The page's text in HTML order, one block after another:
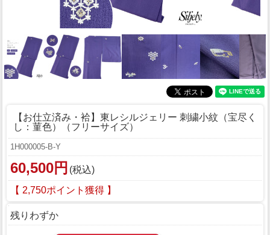
【お仕立済み・袷】東レシルジェリー 刺繍小紋（宝尽く
し：菫色）（フリーサイズ）
1H000005-B-Y
60,500円 (税込)
【 2,750ポイント獲得 】
残りわずか